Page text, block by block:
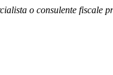
o consulente fiscale